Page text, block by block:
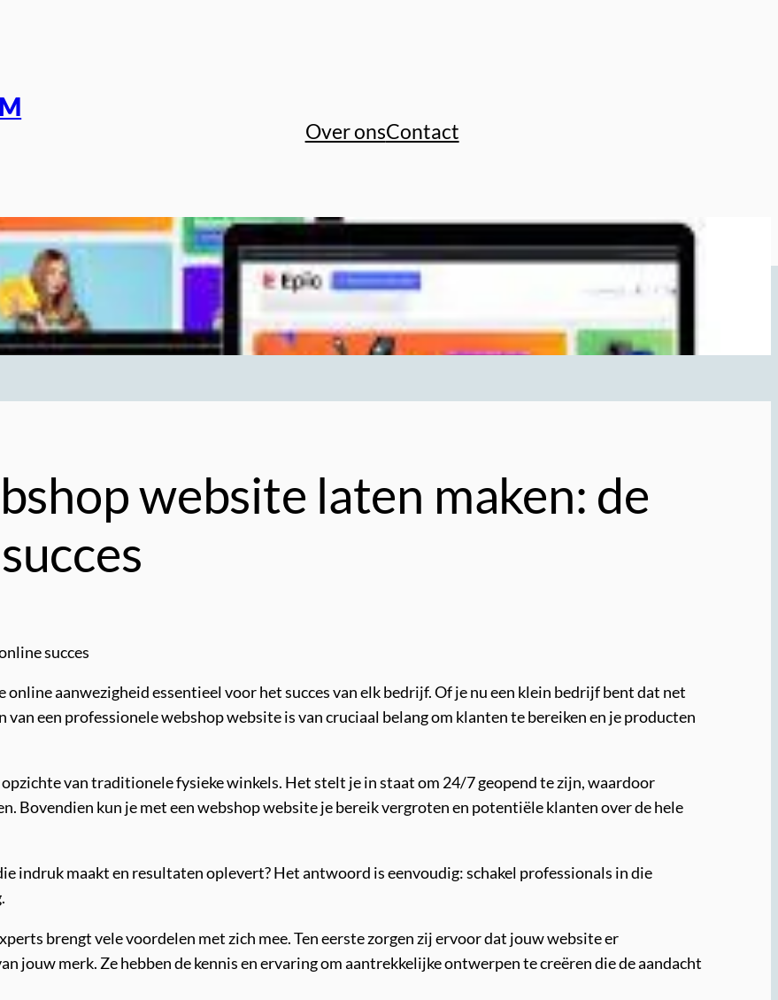
Over onsContact
website laten maken: de
succes
online aanwezigheid essentieel voor het succes van elk bedrijf. Of je nu een klein bedrijf bent dat net
een professionele webshop website is van cruciaal belang om klanten te bereiken en je producten
van traditionele fysieke winkels. Het stelt je in staat om 24/7 geopend te zijn, waardoor
Bovendien kun je met een webshop website je bereik vergroten en potentiële klanten over de hele
indruk maakt en resultaten oplevert? Het antwoord is eenvoudig: schakel professionals in die
brengt vele voordelen met zich mee. Ten eerste zorgen zij ervoor dat jouw website er
jouw merk. Ze hebben de kennis en ervaring om aantrekkelijke ontwerpen te creëren die de aandacht